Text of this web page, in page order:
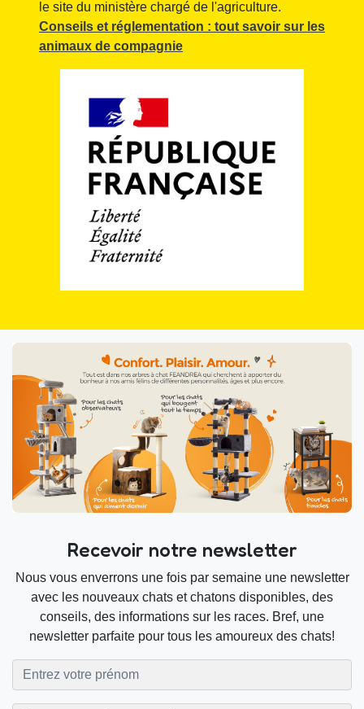
le site du ministère chargé de l'agriculture.
Conseils et réglementation : tout savoir sur les
animaux de compagnie
Recevoir notre newsletter
Nous vous enverrons une fois par semaine une newsletter
avec les nouveaux chats et chatons disponibles, des
conseils, des informations sur les races. Bref, une
newsletter parfaite pour tous les amoureux des chats!